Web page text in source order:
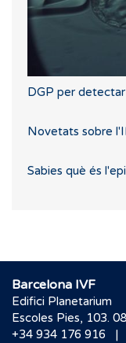
DGP per detectar
Novetats sobre
Sabies què és
Barcelona IVF
Edifici Planetarium
Escoles Pies, 103.
+34 934 176 916
|